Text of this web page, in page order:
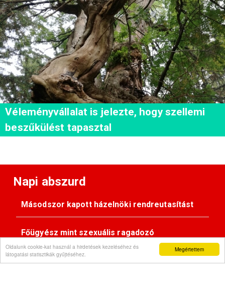
Megértettem
Oldalunk cookie-kat használ a hirdetések kezeléséhez és
látogatási statisztikák gyűjtéséhez.
Véleményvállalat is jelezte, hogy szellemi
beszűkülést tapasztal
Napi abszurd
Másodszor kapott házelnöki rendreutasítást
Főügyész mint szexuális ragadozó
Pimasz önkényúr